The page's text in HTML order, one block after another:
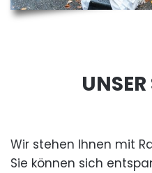
Wir stehen Ihnen mit
Sie können sich